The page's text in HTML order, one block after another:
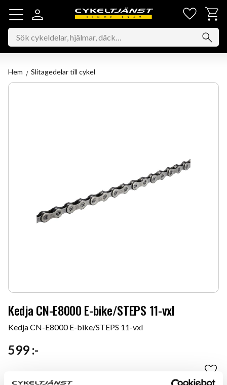
Meny
Hem Slitagedelar till cykel
Kedja CN-E8000 E-bike/STEPS 11-vxl
Kedja CN-E8000 E-bike/STEPS 11-vxl
599 :-